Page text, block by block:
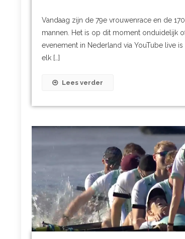
Vandaag zijn de 79e vrouwenrace en de
mannen. Het is op dit moment onduidelijk
evenement in Nederland via YouTube live
elk […]
Lees verder